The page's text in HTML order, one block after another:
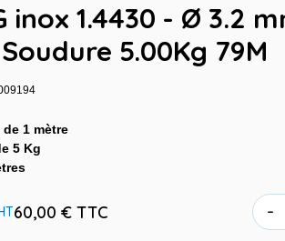
inox 1.4430 - Ø 3.2
5.00Kg 79M
1 mètre
5 Kg
60,00 € TTC -